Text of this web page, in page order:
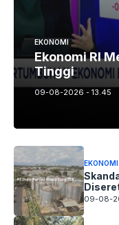
EKONOMI
Ekonomi RI
Tinggi
09-08-2026 - 13.45
EKONOMI
09-08-